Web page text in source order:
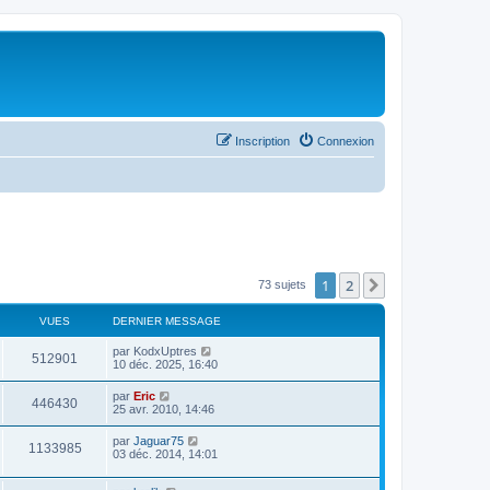
Connexion
Inscription
73 sujets 1 2
VUES DERNIER MESSAGE
512901 par KodxUptres
10 déc. 2025, 16:40
446430 par Eric
25 avr. 2010, 14:46
1133985 par Jaguar75
03 déc. 2014, 14:01